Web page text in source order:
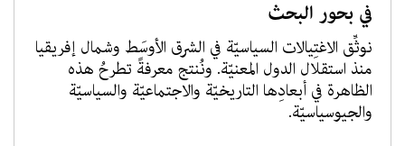
في بحور البحث
نوثِّق الاغتِيالات السياسيّة في الشرق الأوسَط وشمال إفريقيا
منذ استقلال الدول المعنيّة. ونُنتج معرفةً تطرحُ هذه
الظاهرة في أبعادِها التاريخيّة والاجتماعيّة والسياسيّة
والجيوسياسيّة.